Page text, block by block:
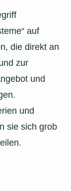
auf
die direkt an
zur
und
und
sie sich grob